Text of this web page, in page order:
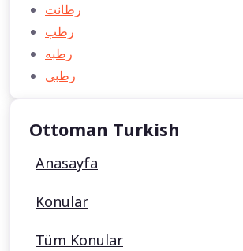
رطانت
رطب
رطبه
رطبی
Ottoman Turkish
Anasayfa
Konular
Tüm Konular